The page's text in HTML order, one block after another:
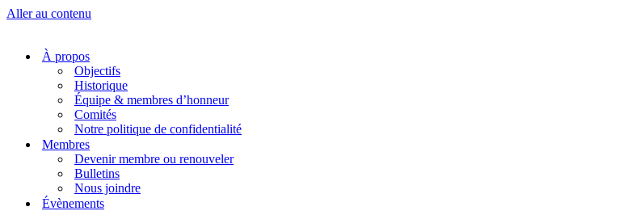
Aller au contenu
À propos
Objectifs
Historique
Équipe & membres d’honneur
Comités
Notre politique de confidentialité
Membres
Devenir membre ou renouveler
Bulletins
Nous joindre
Évènements